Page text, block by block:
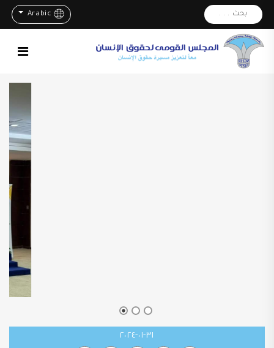
بحث . . . Arabic
٣١-٠١-٢٠٢٤